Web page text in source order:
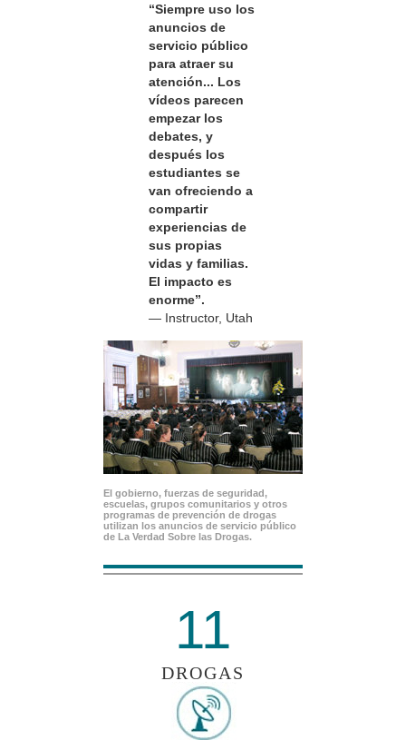
“Siempre uso los
anuncios de
servicio público
para atraer su
atención... Los
vídeos parecen
empezar los
debates, y
después los
estudiantes se
van ofreciendo a
compartir
experiencias de
sus propias
vidas y familias.
El impacto es
enorme”.
— Instructor, Utah
El gobierno, fuerzas de seguridad,
escuelas, grupos comunitarios y otros
programas de prevención de drogas
utilizan los anuncios de servicio público
de La Verdad Sobre las Drogas.
11
DROGAS